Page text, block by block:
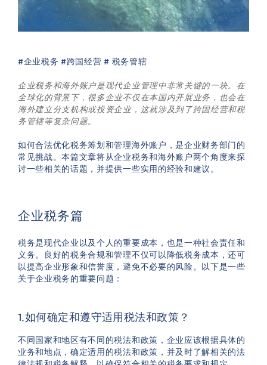
#企业税务 #跨国经营 # 税务管辖
企业税务和海外账户是现代企业管理中非常关键的一块。在
全球化的背景下，很多企业不仅在本国内开展业务，也会在
海外建立分支机构或投资企业，这就涉及到了跨国经营和税
务管辖等复杂问题。
如何合法优化税务筹划和管理海外账户，是企业财务部门的
常见挑战。本篇文章将从企业税务和海外账户两个角度来探
讨一些相关的话题，并提供一些实用的经验和建议。
企业税务篇
税务是现代企业以及个人的重要成本，也是一种社会责任和
义务。良好的税务合规和管理不仅可以降低税务成本，还可
以提高企业形象和信誉度，避免不必要的风险。以下是一些
关于企业税务的重要问题：
1.如何确定和遵守适用税法和政策？
不同国家和地区有不同的税法和政策，企业应该根据具体的
业务和地点，确定适用的税法和政策，并及时了解相关的法